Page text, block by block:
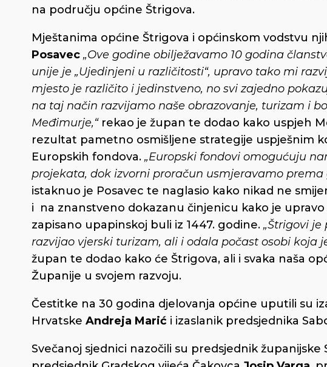
na području općine Štrigova.
Mještanima općine Štrigova i općinskom vodstvu
Posavec „Ove godine obilježavamo 10 godina
unije je „Ujedinjeni u različitosti“, upravo tako mi
mjesto je različito i jedinstveno, no svi zajedno
na taj način razvijamo naše obrazovanje, turizam i
Međimurje,“ rekao je župan te dodao kako uspjeh
rezultat pametno osmišljene strategije uspješnim
Europskih fondova. „Europski fondovi omogućuju
projekata, dok izvorni proračun usmjeravamo
istaknuo je Posavec te naglasio kako nikad ne
i na znanstveno dokazanu činjenicu kako je
zapisano upapinskoj buli iz 1447. godine. „Štrigovi
razvijao vjerski turizam, ali i odala počast osobi koja
župan te dodao kako će Štrigova, ali i svaka naša
Županije u svojem razvoju.
Čestitke na 30 godina djelovanja općine uputili su
Hrvatske Andreja Marić i izaslanik predsjednika
Svečanoj sjednici nazočili su predsjednik županijske